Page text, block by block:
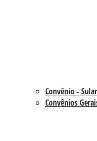
Convênio -
Convênios